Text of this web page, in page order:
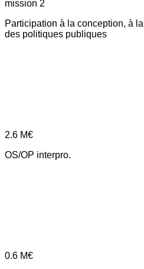
mission 2
Participation à la conception, à
des politiques publiques
2.6 M€
OS/OP interpro.
0.6 M€